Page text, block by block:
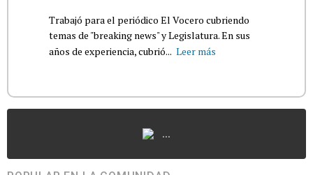
Trabajó para el periódico El Vocero cubriendo
temas de "breaking news" y Legislatura. En sus
años de experiencia, cubrió... Leer más
...